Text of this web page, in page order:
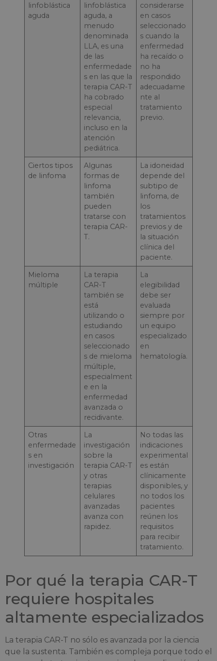
linfoblástica
aguda
linfoblástica
aguda, a
menudo
denominada
LLA, es una
de las
enfermedade
s en las que la
terapia CAR-T
ha cobrado
especial
relevancia,
incluso en la
atención
pediátrica.
considerarse
en casos
seleccionado
s cuando la
enfermedad
ha recaído o
no ha
respondido
adecuadame
nte al
tratamiento
previo.
Ciertos tipos
de linfoma
Algunas
formas de
linfoma
también
pueden
tratarse con
terapia CAR-
T.
La idoneidad
depende del
subtipo de
linfoma, de
los
tratamientos
previos y de
la situación
clínica del
paciente.
Mieloma
múltiple
La terapia
CAR-T
también se
está
utilizando o
estudiando
en casos
seleccionado
s de mieloma
múltiple,
especialment
e en la
enfermedad
avanzada o
recidivante.
La
elegibilidad
debe ser
evaluada
siempre por
un equipo
especializado
en
hematología.
Otras
enfermedade
s en
investigación
La
investigación
sobre la
terapia CAR-T
y otras
terapias
celulares
avanzadas
avanza con
rapidez.
No todas las
indicaciones
experimental
es están
clínicamente
disponibles, y
no todos los
pacientes
reúnen los
requisitos
para recibir
tratamiento.
Por qué la terapia CAR-T
requiere hospitales
altamente especializados
La terapia CAR-T no sólo es avanzada por la ciencia
que la sustenta. También es compleja porque todo el